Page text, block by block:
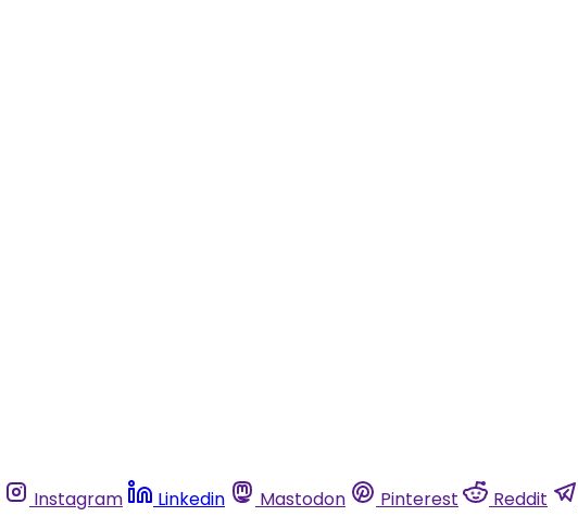
Instagram Linkedin Mastodon Pinterest Reddit